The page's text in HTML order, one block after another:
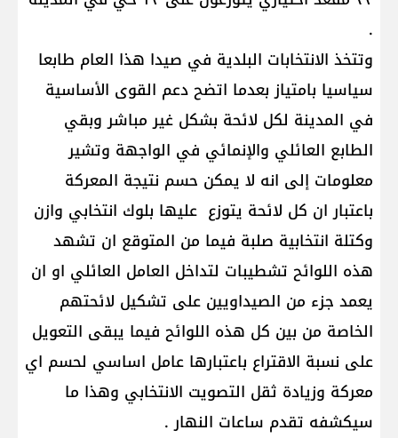
.
وتتخذ الانتخابات البلدية في صيدا هذا العام طابعا
سياسيا بامتياز بعدما اتضح دعم القوى الأساسية
في المدينة لكل لائحة بشكل غير مباشر وبقي
الطابع العائلي والإنمائي في الواجهة وتشير
معلومات إلى انه لا يمكن حسم نتيجة المعركة
باعتبار ان كل لائحة يتوزع عليها بلوك انتخابي وازن
وكتلة انتخابية صلبة فيما من المتوقع ان تشهد
هذه اللوائح تشطيبات لتداخل العامل العائلي او ان
يعمد جزء من الصيداويين على تشكيل لائحتهم
الخاصة من بين كل هذه اللوائح فيما يبقى التعويل
على نسبة الاقتراع باعتبارها عامل اساسي لحسم اي
معركة وزيادة ثقل التصويت الانتخابي وهذا ما
سيكشفه تقدم ساعات النهار .